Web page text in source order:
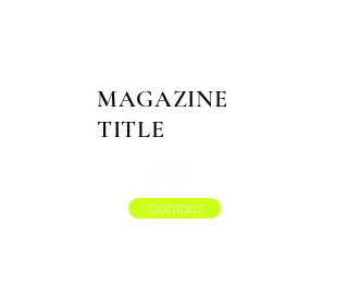
MAGAZINE
TITLE
Contact